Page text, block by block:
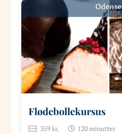
Odense
Flødebollekursus
359kr. 120minutter